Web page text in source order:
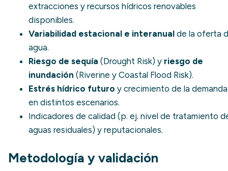
extracciones y recursos hídricos renovables
disponibles.
Variabilidad estacional e interanual de la oferta
agua.
Riesgo de sequía (Drought Risk) y riesgo de
inundación (Riverine y Coastal Flood Risk).
Estrés hídrico futuro y crecimiento de la demanda
en distintos escenarios.
Indicadores de calidad (p. ej. nivel de tratamiento
aguas residuales) y reputacionales.
Metodología y validación